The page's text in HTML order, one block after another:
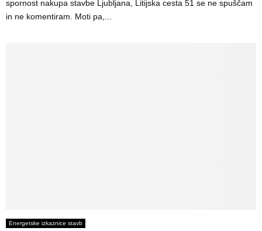
spornost nakupa stavbe Ljubljana, Litijska cesta 51 se ne spuščam
in ne komentiram. Moti pa,...
Energetske izkaznice stavb